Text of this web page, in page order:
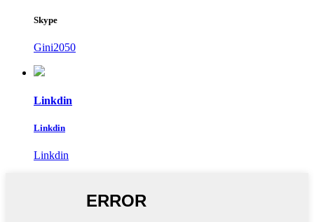
Skype
Gini2050
Linkdin
Linkdin
Linkdin